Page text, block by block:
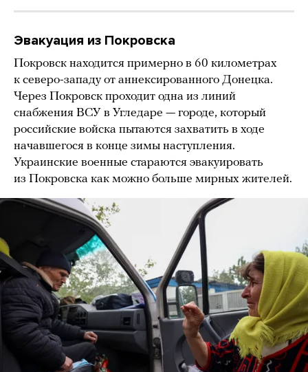
Эвакуация из Покровска
Покровск находится примерно в 60 километрах
к северо-западу от аннексированного Донецка.
Через Покровск проходит одна из линий
снабжения ВСУ в Угледаре — городе, который
российские войска пытаются захватить в ходе
начавшегося в конце зимы наступления.
Украинские военные стараются эвакуировать
из Покровска как можно больше мирных жителей.